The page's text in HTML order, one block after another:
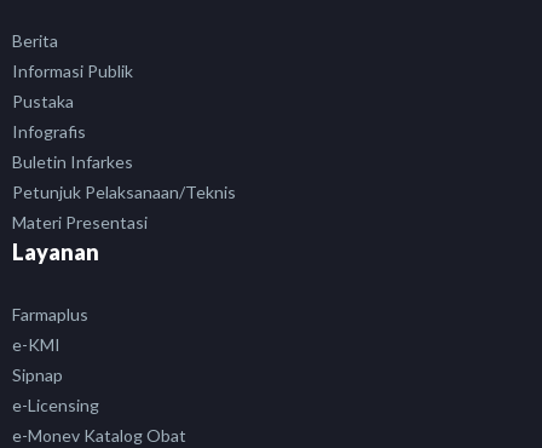
Berita
Informasi Publik
Pustaka
Infografis
Buletin Infarkes
Petunjuk Pelaksanaan/Teknis
Materi Presentasi
Layanan
Farmaplus
e-KMI
Sipnap
e-Licensing
e-Monev Katalog Obat